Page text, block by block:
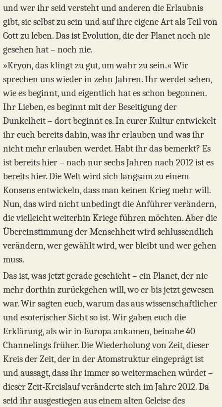
und wer ihr seid versteht und anderen die Erlaubnis
gibt, sie selbst zu sein und auf ihre eigene Art als Teil von
Gott zu leben. Das ist Evolution, die der Planet noch nie
gesehen hat – noch nie.
»Kryon, das klingt zu gut, um wahr zu sein.« Wir
sprechen uns wieder in zehn Jahren. Ihr werdet sehen,
wie es beginnt, und eigentlich hat es schon begonnen.
Ihr Lieben, es beginnt mit der Beseitigung der
Dunkelheit – dort beginnt es. In eurer Kultur entwickelt
ihr euch bereits dahin, was ihr erlauben und was ihr
nicht mehr erlauben werdet. Habt ihr das bemerkt? Es
ist bereits hier – nach nur sechs Jahren nach 2012 ist es
bereits hier. Die Welt wird sich langsam zu einem
Konsens entwickeln, dass man keinen Krieg mehr will.
Nun, das wird nicht unbedingt die Anführer verändern,
die vielleicht weiterhin Kriege führen möchten. Aber die
Übereinstimmung der Menschheit wird schlussendlich
verändern, wer gewählt wird, wer bleibt und wer gehen
muss.
Das ist, was jetzt gerade geschieht – ein Planet, der nie
mehr dorthin zurückgehen will, wo er bis jetzt gewesen
war. Wir sagten euch, warum das aus wissenschaftlicher
und esoterischer Sicht so ist. Wir gaben euch die
Erklärung, als wir in Europa ankamen, beinahe 40
Channelings früher. Die Wiederholung von Zeit, dieser
Kreis der Zeit, der in der Atomstruktur eingeprägt ist
und aussagt, dass ihr immer so weitermachen würdet –
dieser Zeit-Kreislauf veränderte sich im Jahre 2012. Da
seid ihr ausgestiegen aus einem alten Geleise des